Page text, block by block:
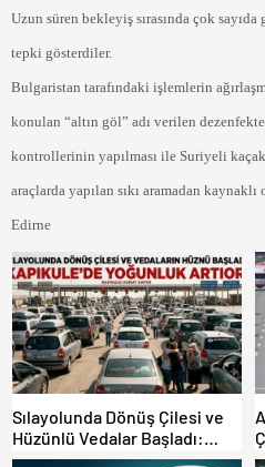
Uzun süren bekleyiş sırasında çok
tepki gösterdiler.
Bulgaristan tarafındaki işlemlerin
konulan “altın göl” adı verilen
kontrollerinin yapılması ile Suriyeli kaçak
araçlarda yapılan sıkı aramadan
Edirne
Sılayolunda Dönüş Çilesi ve
Hüzünlü Vedalar Başladı:
Kapıkule’de Yoğunluk Artıyor!